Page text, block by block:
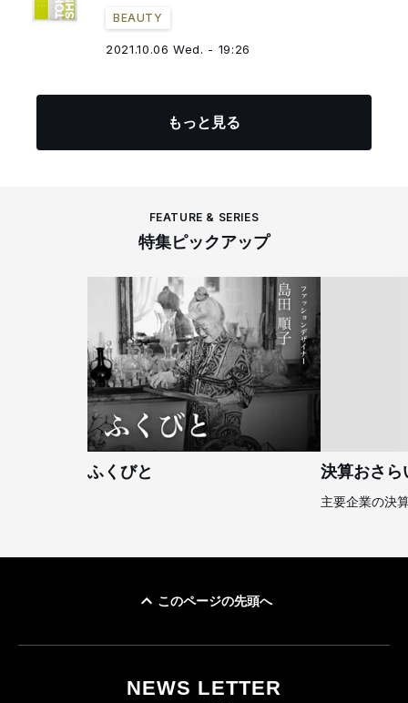
BEAUTY
2021.10.06 Wed. - 19:26
もっと見る
FEATURE & SERIES
特集ピックアップ
ふくびと 決算おさら
主要企業の決
このページの先頭へ
NEWS LETTER